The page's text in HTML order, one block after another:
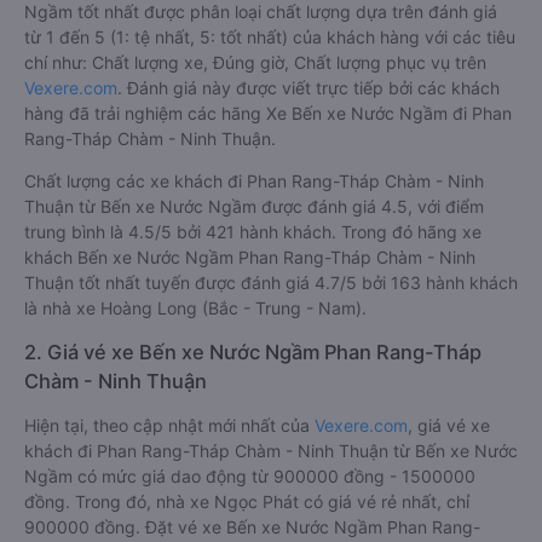
Nước Ngầm Phan Rang-Tháp Chàm - Ninh Thuận
Xe đi Phan Rang-Tháp Chàm - Ninh Thuận từ Bến xe Nước
Ngầm tốt nhất được phân loại chất lượng dựa trên đánh giá
từ 1 đến 5 (1: tệ nhất, 5: tốt nhất) của khách hàng với các tiêu
chí như: Chất lượng xe, Đúng giờ, Chất lượng phục vụ trên
Vexere.com . Đánh giá này được viết trực tiếp bởi các khách
hàng đã trải nghiệm các hãng Xe Bến xe Nước Ngầm đi Phan
Rang-Tháp Chàm - Ninh Thuận.
Chất lượng các xe khách đi Phan Rang-Tháp Chàm - Ninh
Thuận từ Bến xe Nước Ngầm được đánh giá 4.5, với điểm
trung bình là 4.5/5 bởi 421 hành khách. Trong đó hãng xe
khách Bến xe Nước Ngầm Phan Rang-Tháp Chàm - Ninh
Thuận tốt nhất tuyến được đánh giá 4.7/5 bởi 163 hành khách
là nhà xe Hoàng Long (Bắc - Trung - Nam).
2. Giá vé xe Bến xe Nước Ngầm Phan Rang-Tháp
Chàm - Ninh Thuận
Hiện tại, theo cập nhật mới nhất củaVexere.com , giá vé xe
khách đi Phan Rang-Tháp Chàm - Ninh Thuận từ Bến xe Nước